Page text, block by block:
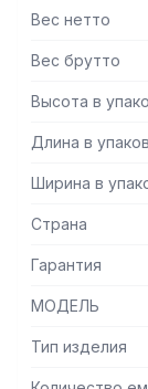
Вес нетто
Вес брутто
Высота в
Длина в
Ширина в
Страна
Гарантия
МОДЕЛЬ
Тип изделия